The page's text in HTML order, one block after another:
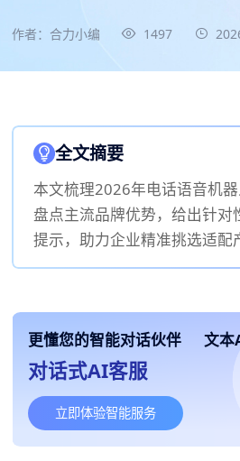
作者：合力小编 1497
全文摘要
本文梳理2026年电话语音机器
盘点主流品牌优势，给出针对
提示，助力企业精准挑选适配
更懂您的智能对话伙伴 文
对话式AI客服
立即体验智能服务